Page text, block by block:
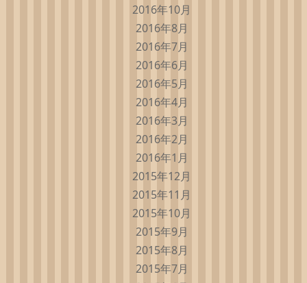
2016年10月
2016年8月
2016年7月
2016年6月
2016年5月
2016年4月
2016年3月
2016年2月
2016年1月
2015年12月
2015年11月
2015年10月
2015年9月
2015年8月
2015年7月